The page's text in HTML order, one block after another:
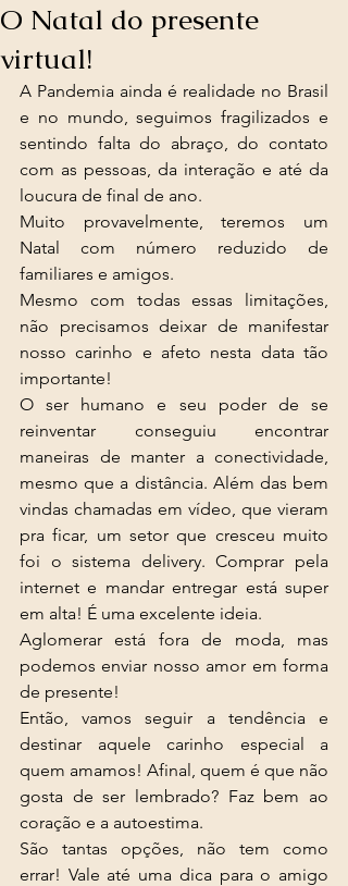
O Natal do presente
virtual!
A Pandemia ainda é realidade no Brasil
e no mundo, seguimos fragilizados e
sentindo falta do abraço, do contato
com as pessoas, da interação e até da
loucura de final de ano.
Muito provavelmente, teremos um
Natal com número reduzido de
familiares e amigos.
Mesmo com todas essas limitações,
não precisamos deixar de manifestar
nosso carinho e afeto nesta data tão
importante!
O ser humano e seu poder de se
reinventar conseguiu encontrar
maneiras de manter a conectividade,
mesmo que a distância. Além das bem
vindas chamadas em vídeo, que vieram
pra ficar, um setor que cresceu muito
foi o sistema delivery. Comprar pela
internet e mandar entregar está super
em alta! É uma excelente ideia.
Aglomerar está fora de moda, mas
podemos enviar nosso amor em forma
de presente!
Então, vamos seguir a tendência e
destinar aquele carinho especial a
quem amamos! Afinal, quem é que não
gosta de ser lembrado? Faz bem ao
coração e a autoestima.
São tantas opções, não tem como
errar! Vale até uma dica para o amigo